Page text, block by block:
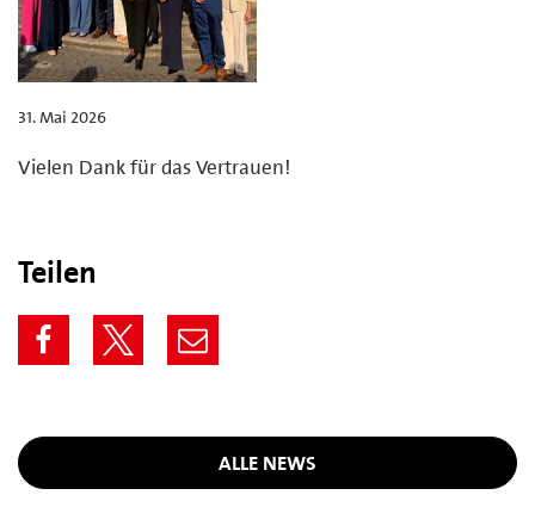
31. Mai 2026
Vielen Dank für das Vertrauen!
Teilen
ALLE NEWS